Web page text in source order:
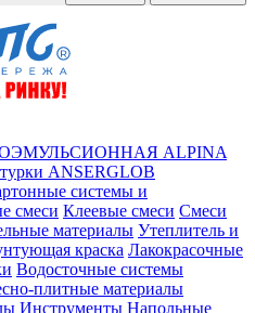
ALPINA
ANSERGLOB
системы и
смеси Клеевые смеси Смеси
материалы Утеплитель и
краска Лакокрасочные
Водосточные системы
плитные материалы
Инструменты Напольные